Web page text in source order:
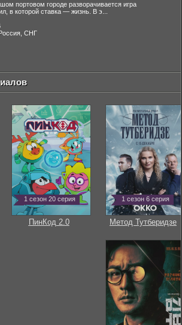
портовом городе разворачивается игра
в которой ставка — жизнь. В э...
СНГ
1 сезон 20 серия
ПинКод 2.0
1 сезон 6 серия
Метод Тутберидзе